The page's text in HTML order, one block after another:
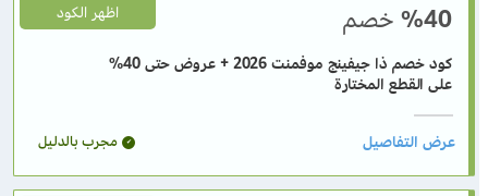
%40 خصم
كود خصم ذا جيفينج موفمنت 2026 + عروض حتى 40%
على القطع المختارة
اظهر الكود
مجرب بالدليل